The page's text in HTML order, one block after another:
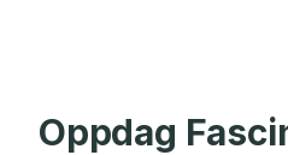
Oppdag